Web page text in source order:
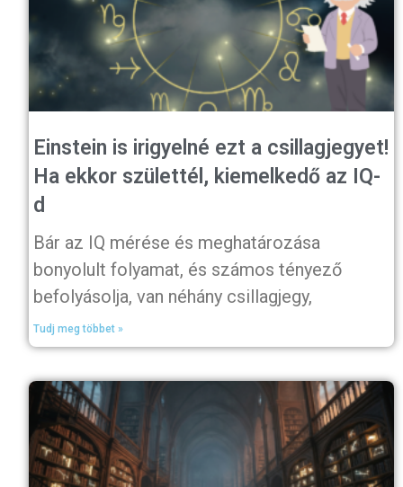
Einstein is irigyelné ezt a csillagjegyet!
Ha ekkor születtél, kiemelkedő az IQ-
d
Bár az IQ mérése és meghatározása
bonyolult folyamat, és számos tényező
befolyásolja, van néhány csillagjegy,
Tudj meg többet »